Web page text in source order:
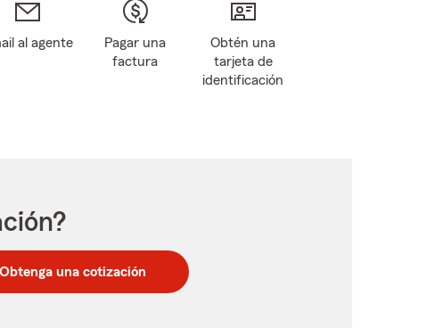
al agente
Pagar una
factura
Obtén una
tarjeta de
identificación
Obtenga una cotización